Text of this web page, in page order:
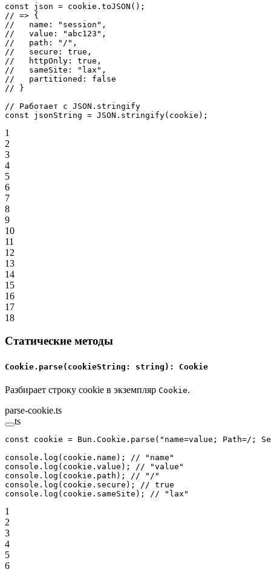
const json = cookie. toJSON ();
// => {
//   name: "session",
//   value: "abc123",
//   path: "/",
//   secure: true,
//   httpOnly: true,
//   sameSite: "lax",
//   partitioned: false
// }
// Работает с JSON.stringify
const jsonString = JSON . stringify(cookie);
1
2
3
4
5
6
7
8
9
10
11
12
13
14
15
16
17
18
Статические методы
Cookie.parse(cookieString: string): Cookie
Разбирает строку cookie в экземпляр Cookie.
parse-cookie.ts
ts
const cookie = Bun.Cookie. parse ( "name=value; Path=/;
console. log (cookie.name);
// "name"
console. log (cookie.value);
// "value"
console. log (cookie.path);
// "/"
console. log (cookie.secure);
// true
console. log (cookie.sameSite); // "lax"
1
2
3
4
5
6